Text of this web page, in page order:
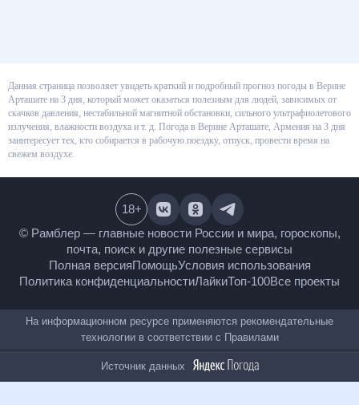
Данная страница позволяет увидеть краткий и подробный прогноз
погоды в Верине Арташате на 3 дня, который может оказаться полезным
для людей, зависимых от скачков давления, нестабильной магнитной
обстановки, сильного ультрафиолетового излучения, влажности воздуха
и т. д. Погода в Верине Арташате, Армения на 3 дня заинтересует тех, кто
собирается в рабочую поездку, отпуск, провести время на свежем
© Рамблер — главные новости России и мира,
гороскопы, почта, поиск и другие полезные сервисы
Полная версияПомощьУсловия использования
Все проекты
18+
На информационном ресурсе применяются
рекомендательные технологии в соответствии с